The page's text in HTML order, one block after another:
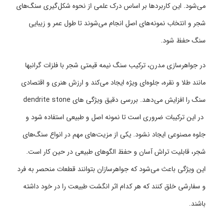
می‌شود. این کاربردها بر اساس درک علمی از نحوه شکل‌گیری سنگ‌های
شجر و انتخاب نمونه‌های اصل انجام می‌شوند تا طول عمر و زیبایی
سنگ حفظ شود.
در جواهرسازی مدرن، ترکیب سنگ نیمه قیمتی شجر با فلزات گرانبها
مانند طلا و نقره، جلوه‌ای ویژه ایجاد می‌کند و ارزش هنری و اقتصادی
سنگ را افزایش می‌دهد. بررسی دقیق ویژگی های dendrite stone
در این ترکیبات ضروری است تا نمونه اصل و طبیعی استفاده شود و
جلوه مصنوعی ایجاد نشود. یکی از مزیت‌های مهم در انواع سنگ‌های
شجر، قابلیت تراش آسان و حفظ الگوهای طبیعی در حین کار است.
این ویژگی باعث می‌شود که جواهرسازان بتوانند قطعات منحصر به فرد
و سفارشی خلق کنند که هر کدام اثر انگشت طبیعت را در خود داشته
باشند.